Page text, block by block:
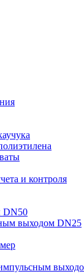
и контроля
DN50
выходом DN25